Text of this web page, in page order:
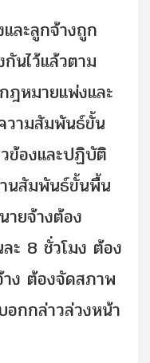
ลูกจ้างถูก
นไว้แล้วตาม
ฎหมายแพ่งและ
วามสัมพันธ์ขั้น
ข้องและปฏิบัติ
านสัมพันธ์ขั้นพื้น
ยจ้างต้อง
ละ 8 ชั่วโมง ต้อง
ง ต้องจัดสภาพ
กกล่าวล่วงหน้า